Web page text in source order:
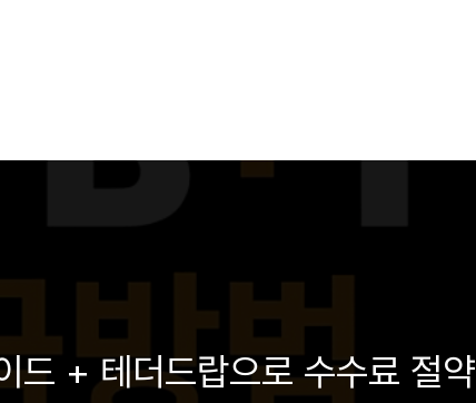
드 + 테더드랍으로 수수료 절약